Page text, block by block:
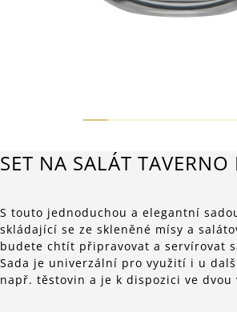
SET NA SALÁT
S touto jednoduchou a elegantní
skládající se ze skleněné mísy a
budete chtít připravovat a servírovat
Sada je univerzální pro využití i u
např. těstovin a je k dispozici ve dvou